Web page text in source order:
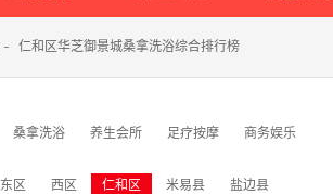
- 仁和区华芝御景城桑拿洗浴综合排行榜
桑拿洗浴 养生会所 足疗按摩 商务娱乐
东区 西区 仁和区 米易县 盐边县